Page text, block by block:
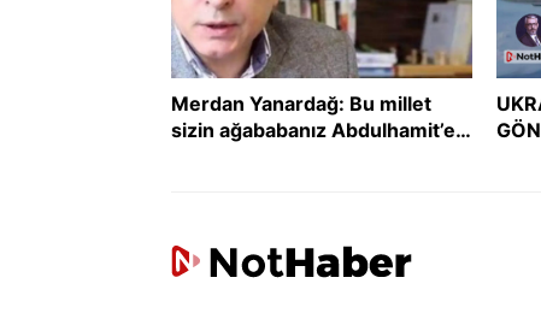
Merdan Yanardağ: Bu millet
sizin ağababanız Abdulhamit’e